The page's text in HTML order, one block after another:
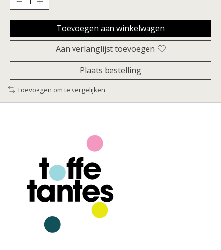
Toevoegen aan winkelwagen
Aan verlanglijst toevoegen
Plaats bestelling
Toevoegen om te vergelijken